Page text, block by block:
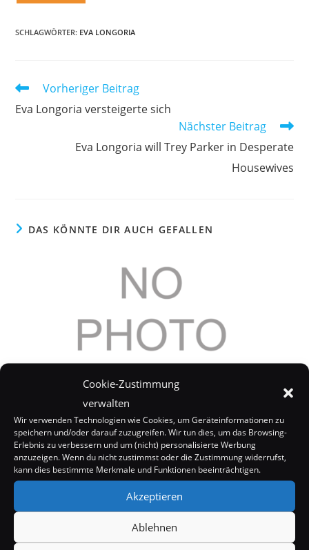
Cookie-Zustimmung
verwalten
Wir verwenden Technologien wie Cookies, um Geräteinformationen zu
speichern und/oder darauf zuzugreifen. Wir tun dies, um das Browsing-
Erlebnis zu verbessern und um (nicht) personalisierte Werbung
anzuzeigen. Wenn du nicht zustimmst oder die Zustimmung widerrufst,
kann dies bestimmte Merkmale und Funktionen beeinträchtigen.
Akzeptieren
Ablehnen
SCHLAGWÖRTER: EVA LONGORIA
Weitere
ansehen
Vorheriger Beitrag
Eva Longoria versteigerte sich
Nächster Beitrag
Eva Longoria will Trey Parker in Desperate
Housewives
DAS KÖNNTE DIR AUCH GEFALLEN
Eva Longoria will Trey Parker in Desperate
Housewives